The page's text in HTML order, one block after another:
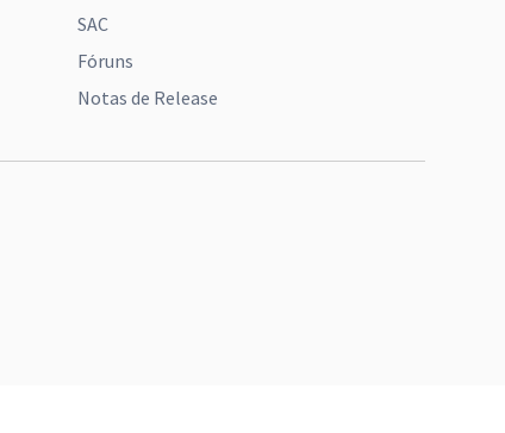
SAC
Fóruns
Notas de Release